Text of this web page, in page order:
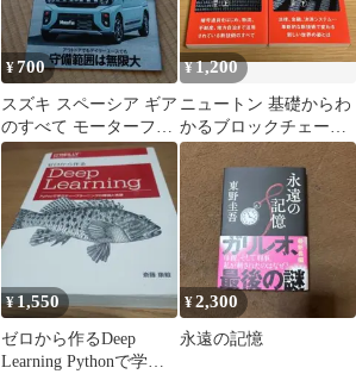
¥700
スズキ スペーシア ギア
のすべて モーターファ
ン別冊
¥1,200
ニュートン 基礎からわ
かるブロックチェーン
(上)(下)２冊セット
¥1,550
ゼロから作るDeep
Learning Pythonで学ぶ
¥2,300
永遠の記憶